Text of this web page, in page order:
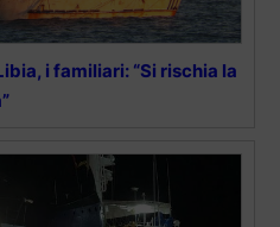
i familiari: “Si rischia la